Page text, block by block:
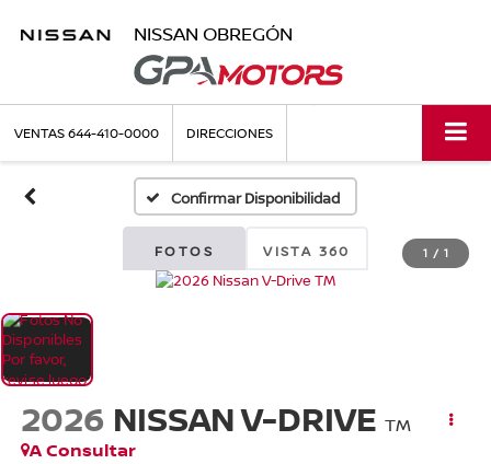
NISSAN OBREGÓN
VENTAS644-410-0000 DIRECCIONES
Confirmar Disponibilidad
FOTOS VISTA 360 1 / 1
2026 NISSAN V-DRIVE TM
A Consultar